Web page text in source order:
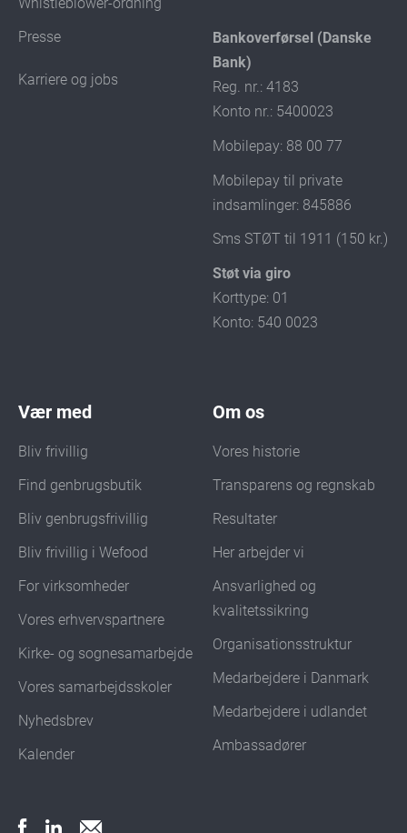
Presse
Karriere og jobs
Bankoverførsel (Danske
Bank)
Reg. nr.: 4183
Konto nr.: 5400023
Mobilepay: 88 00 77
Mobilepay til private
indsamlinger: 845886
Sms STØT til 1911 (150 kr.)
Støt via giro
Korttype: 01
Konto: 540 0023
Vær med
Bliv frivillig
Find genbrugsbutik
Bliv genbrugsfrivillig
Bliv frivillig i Wefood
For virksomheder
Vores erhvervspartnere
Kirke- og sognesamarbejde
Vores samarbejdsskoler
Nyhedsbrev
Kalender
Om os
Vores historie
Transparens og regnskab
Resultater
Her arbejder vi
Ansvarlighed og
kvalitetssikring
Organisationsstruktur
Medarbejdere i Danmark
Medarbejdere i udlandet
Ambassadører